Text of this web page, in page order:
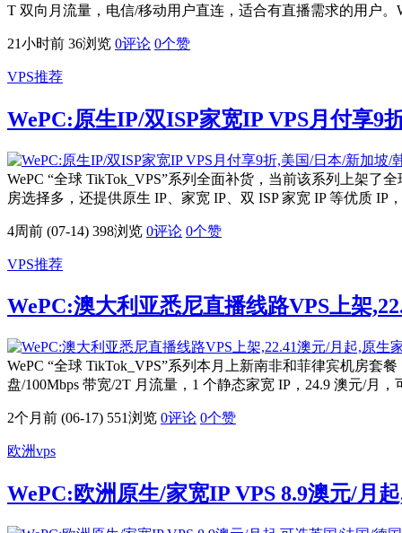
T 双向月流量，电信/移动用户直连，适合有直播需求的用户
21小时前 36浏览 0评论 0个赞
VPS推荐
WePC:原生IP/双ISP家宽IP VPS月付享9
WePC “全球 TikTok_VPS”系列全面补货，当前该系列上架
房选择多，还提供原生 IP、家宽 IP、双 ISP 家宽 IP 等优质
4周前 (07-14) 398浏览 0评论 0个赞
VPS推荐
WePC:澳大利亚悉尼直播线路VPS上架
WePC “全球 TikTok_VPS”系列本月上新南非和菲律宾机房套
盘/100Mbps 带宽/2T 月流量，1 个静态家宽 IP，24.9 澳元/
2个月前 (06-17) 551浏览 0评论 0个赞
欧洲vps
WePC:欧洲原生/家宽IP VPS 8.9澳元/月